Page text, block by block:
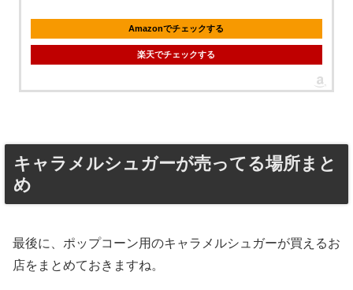
Amazonでチェックする
楽天でチェックする
キャラメルシュガーが売ってる場所まと
め
最後に、ポップコーン用のキャラメルシュガーが買えるお
店をまとめておきますね。